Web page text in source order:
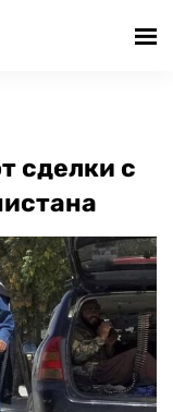
сделки с